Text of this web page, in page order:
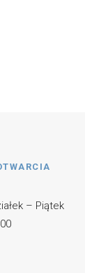
– Piątek